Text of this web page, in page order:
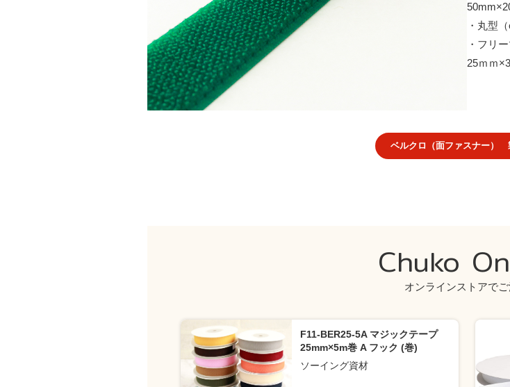
・丸型
・フリ
25ｍｍ
ベルクロ（面ファスナー）
Chuko
オンラインストアで
F11-BER25-5A マジックテープ
25mm×5m巻 A フック (巻)
ソーイング資材